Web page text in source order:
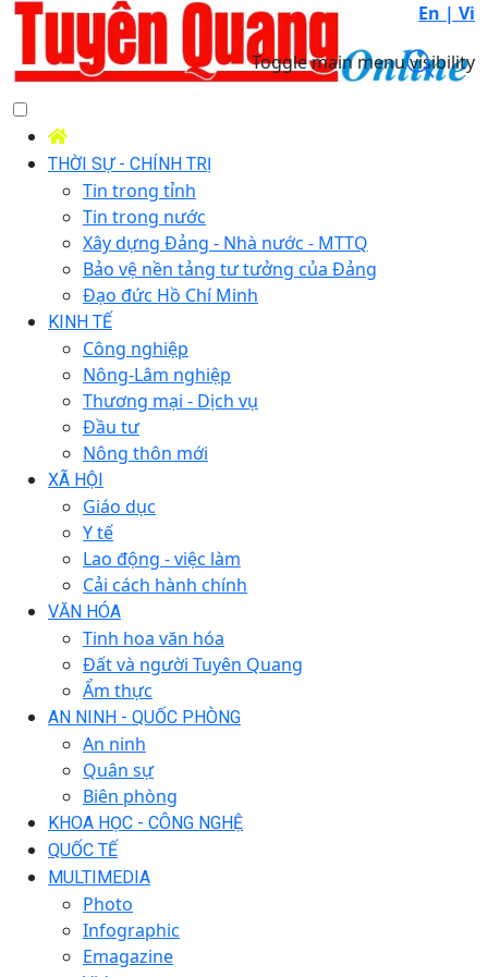
En | Vi
Toggle main menu visibility
THỜI SỰ - CHÍNH TRỊ
Tin trong tỉnh
Tin trong nước
Xây dựng Đảng - Nhà nước - MTTQ
Bảo vệ nền tảng tư tưởng của Đảng
Đạo đức Hồ Chí Minh
KINH TẾ
Công nghiệp
Nông-Lâm nghiệp
Thương mại - Dịch vụ
Đầu tư
Nông thôn mới
XÃ HỘI
Giáo dục
Y tế
Lao động - việc làm
Cải cách hành chính
VĂN HÓA
Tinh hoa văn hóa
Đất và người Tuyên Quang
Ẩm thực
AN NINH - QUỐC PHÒNG
An ninh
Quân sự
Biên phòng
KHOA HỌC - CÔNG NGHỆ
QUỐC TẾ
MULTIMEDIA
Photo
Infographic
Emagazine